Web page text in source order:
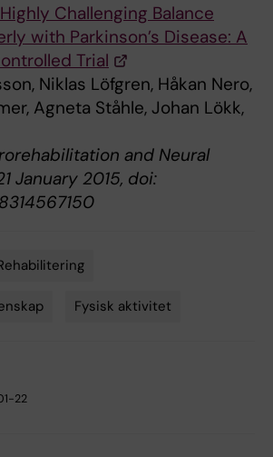
Challenging Balance
with Parkinson’s Disease: A
Trial
Niklas Löfgren, Håkan Nero,
Agneta Ståhle, Johan Lökk,
and Neural
January 2015, doi:
Fysisk aktivitet
22